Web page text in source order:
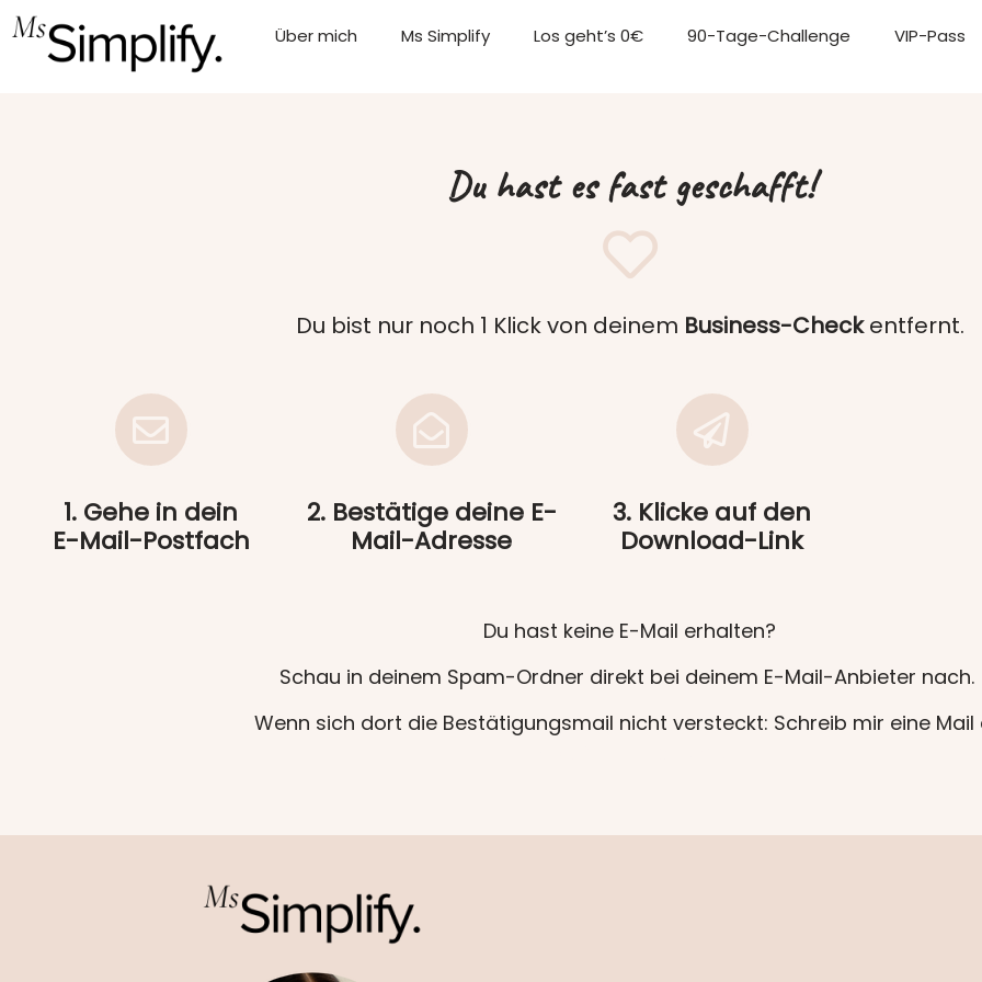
Über mich Ms Simplify Los geht’s 0€ 90-Tage-Challenge VIP-Pass
Du hast es fast geschafft!
Du bist nur noch 1 Klick von deinem Business-Checkentfernt.
1. Gehe in dein
E-Mail-Postfach
2. Bestätige deine E-
Mail-Adresse
3. Klicke auf den
Download-Link
Du hast keine E-Mail erhalten?
Schau in deinem Spam-Ordner direkt bei deinem E-Mail-Anbieter nach.
Wenn sich dort die Bestätigungsmail nicht versteckt: Schreib mir eine Mail